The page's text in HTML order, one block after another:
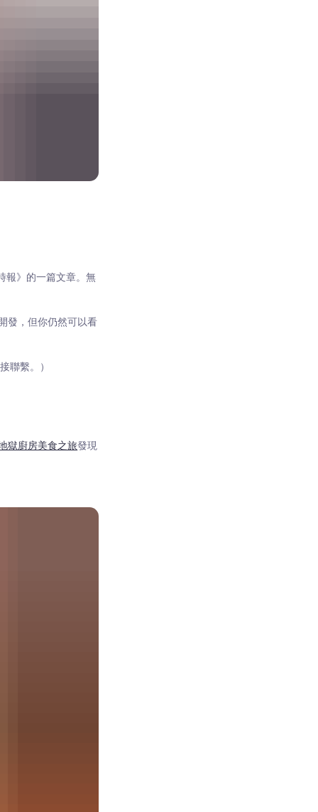
報》的一篇文章。無
發，但你仍然可以看
聯繫。）
獄廚房美食之旅發現